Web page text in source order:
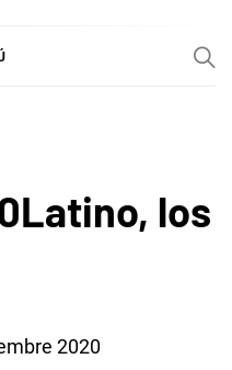
los
2020